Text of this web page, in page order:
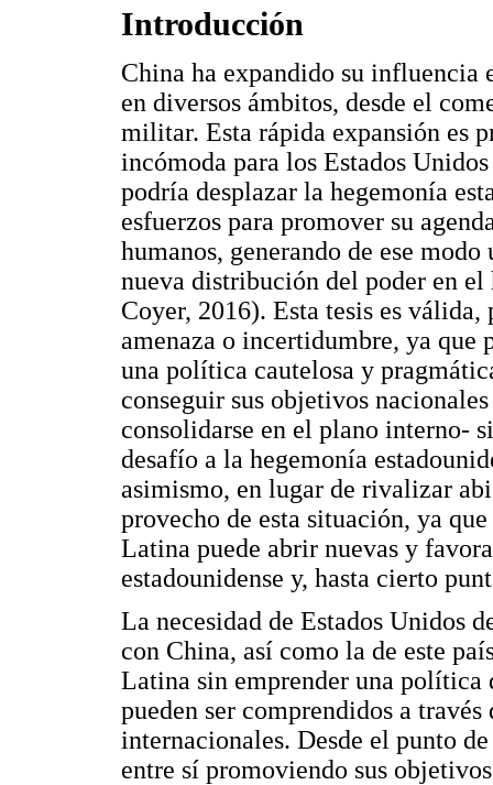
Introducción
China ha expandido su influencia
en diversos ámbitos, desde el
militar. Esta rápida expansión es
incómoda para los Estados
podría desplazar la hegemonía
esfuerzos para promover su
humanos, generando de ese
nueva distribución del poder en
Coyer, 2016). Esta tesis es
amenaza o incertidumbre, ya que
una política cautelosa y
conseguir sus objetivos
consolidarse en el plano interno-
desafío a la hegemonía
asimismo, en lugar de rivalizar
provecho de esta situación, ya
Latina puede abrir nuevas y
estadounidense y, hasta cierto
La necesidad de Estados Unidos
con China, así como la de este
Latina sin emprender una política
pueden ser comprendidos a
internacionales. Desde el punto
entre sí promoviendo sus